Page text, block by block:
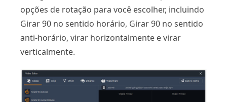
opções de rotação para você escolher, incluindo
Girar 90 no sentido horário, Girar 90 no sentido
anti-horário, virar horizontalmente e virar
verticalmente.